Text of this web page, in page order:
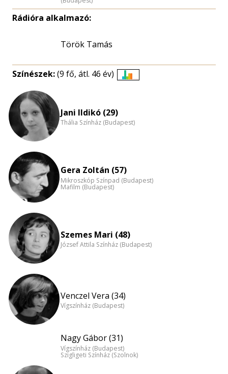
Rádióra alkalmazó:
Török Tamás
Színészek:(9 fő, átl. 46 év)
Jani Ildikó (29)
Thália Színház (Budapest)
Gera Zoltán (57)
Mikroszkóp Színpad (Budapest)
Mafilm (Budapest)
Szemes Mari (48)
József Attila Színház (Budapest)
Venczel Vera (34)
Vígszínház (Budapest)
Nagy Gábor (31)
Vígszínház (Budapest)
Szigligeti Színház (Szolnok)